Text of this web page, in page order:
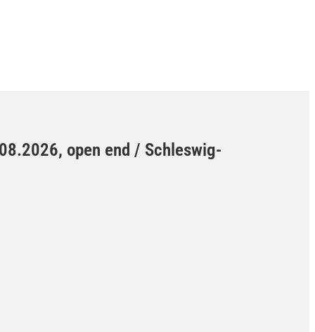
open end / Schleswig-